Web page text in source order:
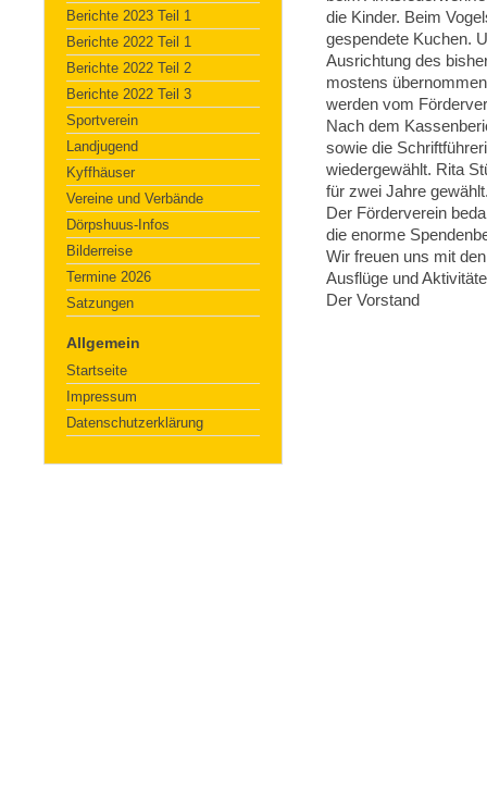
Berichte 2023 Teil 1
Berichte 2022 Teil 1
Berichte 2022 Teil 2
Berichte 2022 Teil 3
Sportverein
Landjugend
Kyffhäuser
Vereine und Verbände
Dörpshuus-Infos
Bilderreise
Termine 2026
Satzungen
Allgemein
Startseite
Impressum
Datenschutzerklärung
die Kinder. Beim
gespendete Kuchen.
Ausrichtung des
mostens
werden vom
Nach dem
sowie die
wiedergewählt. Rita
für zwei Jahre
Der Förderverein
die enorme
Wir freuen uns mit
Ausflüge und
Der Vorstand